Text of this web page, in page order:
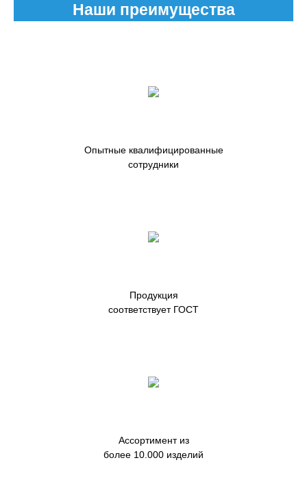
Наши преимущества
Опытные квалифицированные
сотрудники
Продукция
соответствует ГОСТ
Ассортимент из
более 10.000 изделий